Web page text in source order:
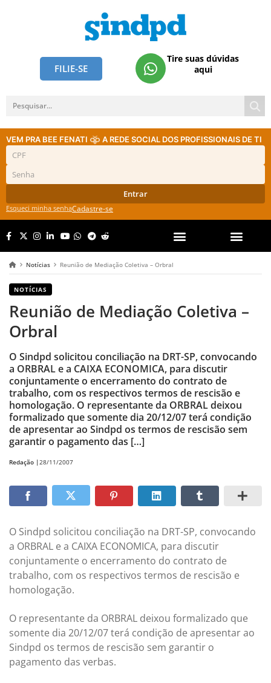
FILIE-SE
Tire suas dúvidas
aqui
VEM PRA BEE FENATI A REDE SOCIAL DOS PROFISSIONAIS DE TI
Entrar
Esqueci minha senhaCadastre-se
Notícias Reunião de Mediação Coletiva – Orbral
NOTÍCIAS
Reunião de Mediação Coletiva –
Orbral
O Sindpd solicitou conciliação na DRT-SP, convocando
a ORBRAL e a CAIXA ECONOMICA, para discutir
conjuntamente o encerramento do contrato de
trabalho, com os respectivos termos de rescisão e
homologação. O representante da ORBRAL deixou
formalizado que somente dia 20/12/07 terá condição
de apresentar ao Sindpd os termos de rescisão sem
garantir o pagamento das […]
Redação |28/11/2007
O Sindpd solicitou conciliação na DRT-SP, convocando
a ORBRAL e a CAIXA ECONOMICA, para discutir
conjuntamente o encerramento do contrato de
trabalho, com os respectivos termos de rescisão e
homologação.
O representante da ORBRAL deixou formalizado que
somente dia 20/12/07 terá condição de apresentar ao
Sindpd os termos de rescisão sem garantir o
pagamento das verbas.